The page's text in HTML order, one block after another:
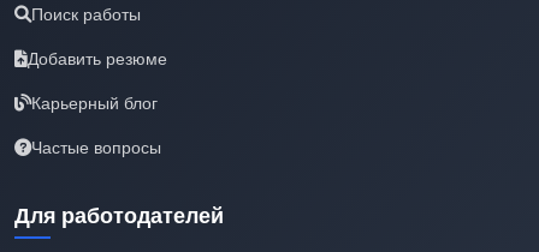
Поиск работы
Добавить резюме
Карьерный блог
Частые вопросы
Для работодателей